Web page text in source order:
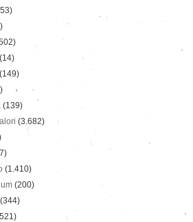
(14)
(149)
(139)
(3.682)
(1.410)
(200)
(344)